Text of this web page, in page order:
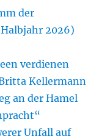
der
2026)
verdienen
Kellermann
an der Hamel
Unfall auf